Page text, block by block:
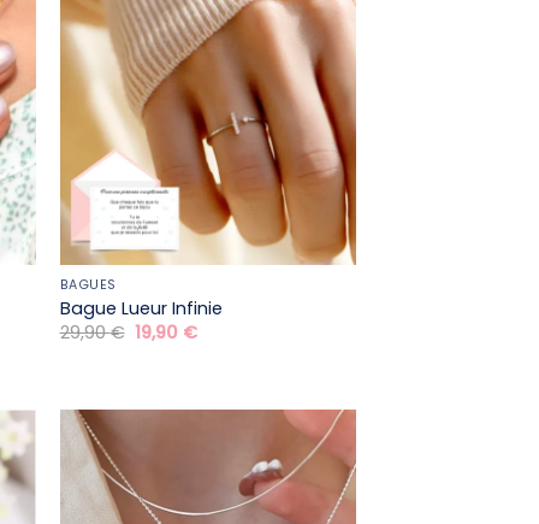
BAGUES
Bague Lueur Infinie
29,90€ Le
prix
19,90 €Le